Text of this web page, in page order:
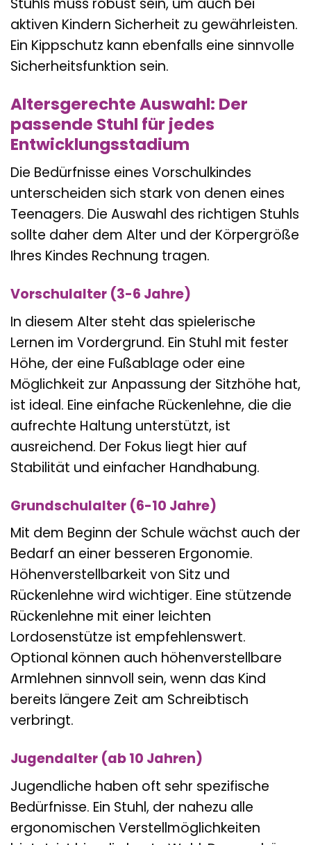
Stuhls muss robust sein, um auch bei
aktiven Kindern Sicherheit zu gewährleisten.
Ein Kippschutz kann ebenfalls eine sinnvolle
Sicherheitsfunktion sein.
Altersgerechte Auswahl: Der
passende Stuhl für jedes
Entwicklungsstadium
Die Bedürfnisse eines Vorschulkindes
unterscheiden sich stark von denen eines
Teenagers. Die Auswahl des richtigen Stuhls
sollte daher dem Alter und der Körpergröße
Ihres Kindes Rechnung tragen.
Vorschulalter (3-6 Jahre)
In diesem Alter steht das spielerische
Lernen im Vordergrund. Ein Stuhl mit fester
Höhe, der eine Fußablage oder eine
Möglichkeit zur Anpassung der Sitzhöhe hat,
ist ideal. Eine einfache Rückenlehne, die die
aufrechte Haltung unterstützt, ist
ausreichend. Der Fokus liegt hier auf
Stabilität und einfacher Handhabung.
Grundschulalter (6-10 Jahre)
Mit dem Beginn der Schule wächst auch der
Bedarf an einer besseren Ergonomie.
Höhenverstellbarkeit von Sitz und
Rückenlehne wird wichtiger. Eine stützende
Rückenlehne mit einer leichten
Lordosenstütze ist empfehlenswert.
Optional können auch höhenverstellbare
Armlehnen sinnvoll sein, wenn das Kind
bereits längere Zeit am Schreibtisch
verbringt.
Jugendalter (ab 10 Jahren)
Jugendliche haben oft sehr spezifische
Bedürfnisse. Ein Stuhl, der nahezu alle
ergonomischen Verstellmöglichkeiten